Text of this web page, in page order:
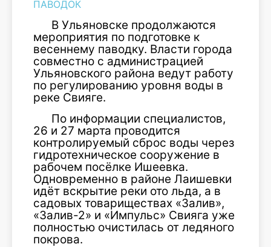
ПАВОДОК
В Ульяновске продолжаются
мероприятия по подготовке к
весеннему паводку. Власти города
совместно с администрацией
Ульяновского района ведут работу
по регулированию уровня воды в
реке Свияге.
По информации специалистов,
26 и 27 марта проводится
контролируемый сброс воды через
гидротехническое сооружение в
рабочем посёлке Ишеевка.
Одновременно в районе Лаишевки
идёт вскрытие реки ото льда, а в
садовых товариществах «Залив»,
«Залив-2» и «Импульс» Свияга уже
полностью очистилась от ледяного
покрова.